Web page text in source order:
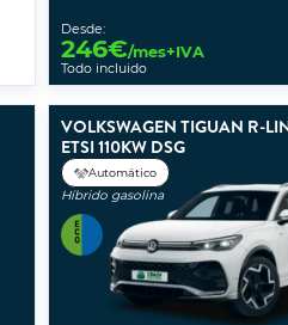
Desde:
246€/mes+IVA
Todo incluido
VOLKSWAGEN TIGUAN R-
ETSI 110KW DSG
Automático
Híbrido gasolina